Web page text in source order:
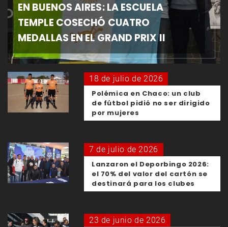
EN BUENOS AIRES: LA ESCUELA
TEMPLE COSECHÓ CUATRO
MEDALLAS EN EL GRAND PRIX II
18 de julio de 2026
Polémica en Chaco: un club
de fútbol pidió no ser dirigido
por mujeres
7 de julio de 2026
Lanzaron el Deporbingo 2026:
el 70% del valor del cartón se
destinará para los clubes
23 de junio de 2026